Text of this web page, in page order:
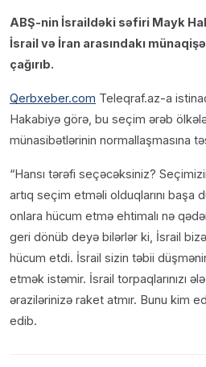
ABŞ-nin İsraildəki səfiri Mayk
İsrail və İran arasındakı
çağırıb.
Qerbxeber.com Teleqraf.az-a
Hakabiyə görə, bu seçim ərəb
münasibətlərinin normallaşmasına
“Hansı tərəfi seçəcəksiniz?
artıq seçim etməli olduqlarını başa
onlara hücum etmə ehtimalı nə
geri dönüb deyə bilərlər ki, İsrail
hücum etdi. İsrail sizin təbii
etmək istəmir. İsrail torpaqlarınızı
ərazilərinizə raket atmır. Bunu kim
edib.